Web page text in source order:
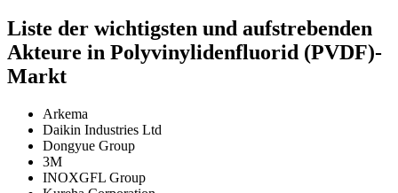
Liste der wichtigsten und aufstrebenden
Akteure in Polyvinylidenfluorid (PVDF)-
Markt
Arkema
Daikin Industries Ltd
Dongyue Group
3M
INOXGFL Group